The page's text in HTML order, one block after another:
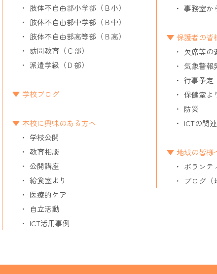
肢体不自由部小学部（Ｂ小）
肢体不自由部中学部（Ｂ中）
肢体不自由部高等部（Ｂ高）
訪問教育（Ｃ部）
派遣学級（Ｄ部）
学校ブログ
本校に興味のある方へ
学校公開
教育相談
公開講座
給食室より
医療的ケア
自立活動
ICT活用事例
事務室か
保護者の皆
欠席等の
気象警報
行事予定
保健室よ
防災
ICTの関連
地域の皆様
ボランテ
ブログ（